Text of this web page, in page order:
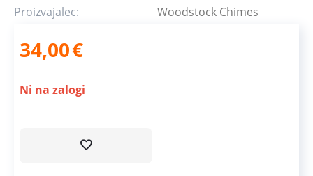
Proizvajalec: Woodstock Chimes
34,00€
Ni na zalogi